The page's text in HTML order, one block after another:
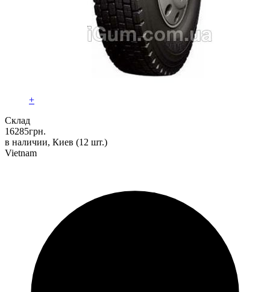
+
Склад
16285грн.
в наличии, Киев (12 шт.)
Vietnam